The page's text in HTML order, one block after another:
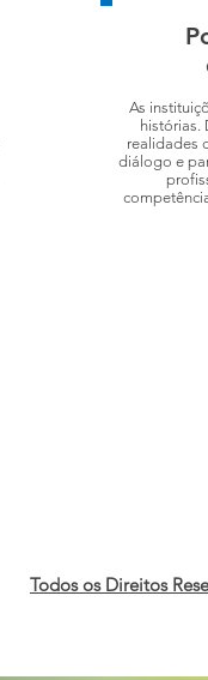
As
histórias.
realidades
diálogo e
Todos os Direitos